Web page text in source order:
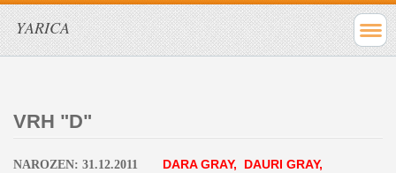
YARICA
VRH "D"
NAROZEN: 31.12.2011
DARA GRAY, DAURI GRAY,